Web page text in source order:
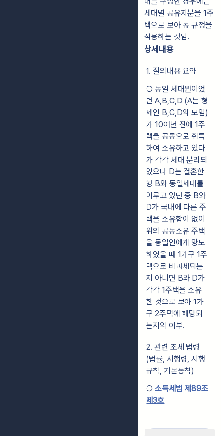
세대별 공유지분을 1주
택으로 보아 동 규정을
적용하는 것임.
상세내용
1. 질의내용 요약
○ 동일 세대원이었
던 A,B,C,D (A는 형
제인 B,C,D의 모임)
가 10여년 전에 1주
택을 공동으로 취득
하여 소유하고 있다
가 각각 세대 분리되
었으나 D는 결혼한
형 B와 동일세대를
이루고 있던 중 B와
D가 국내에 다른 주
택을 소유함이 없이
위의 공동소유 주택
을 동일인에게 양도
하였을 때 1가구 1주
택으로 비과세되는
지 아니면 B와 D가
각각 1주택을 소유
한 것으로 보아 1가
구 2주택에 해당되
는지의 여부.
2. 관련 조세 법령
(법률, 시행령, 시행
규칙, 기본통칙)
○소득세법 제89조
제3호